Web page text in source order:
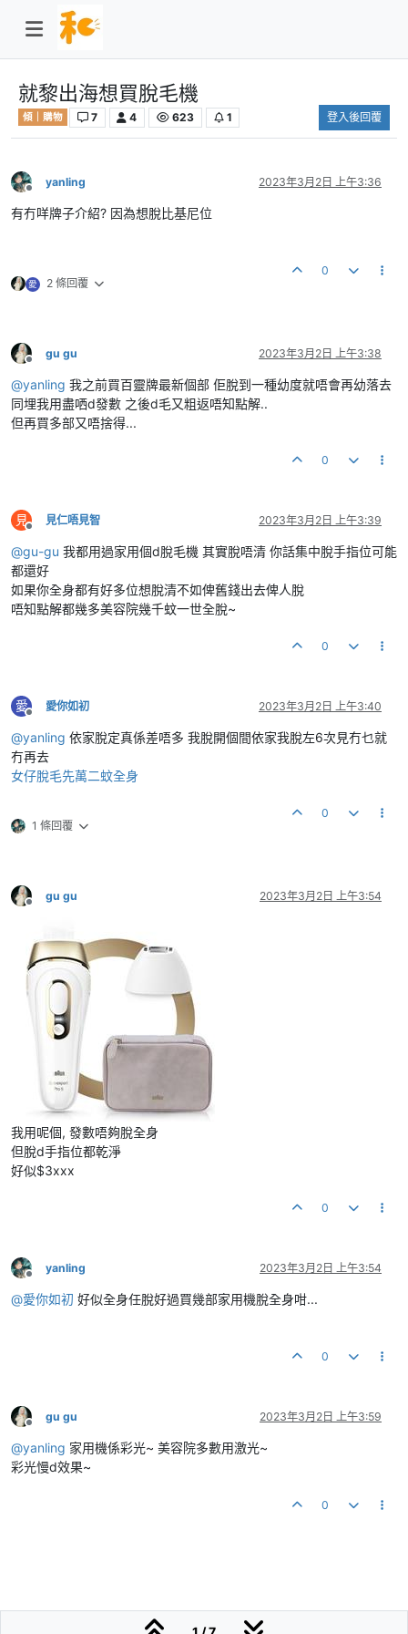
就黎出海想買脫毛機
傾｜購物 7 4 623 1 登入後回覆
離線
yanling 2023年3月2日 上午3:36
有冇咩牌子介紹? 因為想脫比基尼位
愛 2 條回覆
0
離線
gu gu 2023年3月2日 上午3:38
@yanling 我之前買百靈牌最新個部 佢脫到一種幼度就唔會再幼落去
同埋我用盡哂d發數 之後d毛又粗返唔知點解..
但再買多部又唔捨得...
0
見
離線
見仁唔見智 2023年3月2日 上午3:39
@gu-gu 我都用過家用個d脫毛機 其實脫唔清 你話集中脫手指位可能
都還好
如果你全身都有好多位想脫清不如俾舊錢出去俾人脫
唔知點解都幾多美容院幾千蚊一世全脫~
0
愛
離線
愛你如初 2023年3月2日 上午3:40
@yanling 依家脫定真係差唔多 我脫開個間依家我脫左6次見冇乜就
冇再去
女仔脫毛先萬二蚊全身
1 條回覆
0
離線
gu gu 2023年3月2日 上午3:54
我用呢個, 發數唔夠脫全身
但脫d手指位都乾淨
好似$3xxx
0
離線
yanling 2023年3月2日 上午3:54
@愛你如初 好似全身任脫好過買幾部家用機脫全身咁...
0
離線
gu gu 2023年3月2日 上午3:59
@yanling 家用機係彩光~ 美容院多數用激光~
彩光慢d效果~
0